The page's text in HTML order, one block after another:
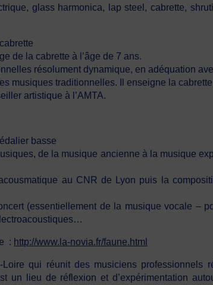
glass harmonica, lap steel, cabrette,
de la cabrette à l’âge de 7 ans.
résolument dynamique, en adéquation
musiques traditionnelles. Il enseigne la
artistique à l’AMTA.
basse
de la musique ancienne à la musique
au CNR de Lyon puis la
(essentiellement de la musique vocale
: http://www.la-novia.fr/faune.html
qui réunit des musiciens
un lieu de réflexion et d’expérimentation